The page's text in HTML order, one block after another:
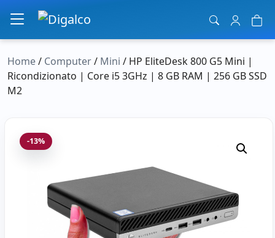
Navigazione principale
Home/ Computer/ Mini / HP EliteDesk 800 G5 Mini |
Ricondizionato | Core i5 3GHz | 8 GB RAM | 256 GB SSD
M2
-13%